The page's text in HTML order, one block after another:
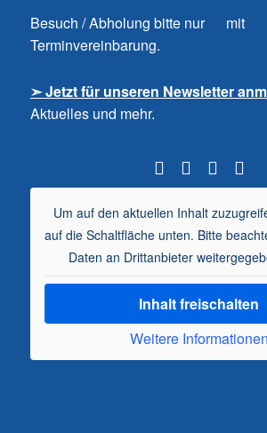
Besuch / Abholung bitte nur mit
Terminvereinbarung.
➣ Jetzt für unseren Newsletter
Aktuelles und mehr.
Um auf den aktuellen Inhalt
auf die Schaltfläche unten. Bitte
Daten an Drittanbieter
Inhalt freischalten
Weitere Informationen